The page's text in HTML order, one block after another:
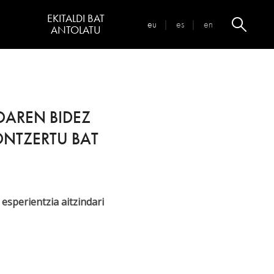
EKITALDI BAT
ANTOLATU
Bisita Birtuala
Euskalduna Hybrid
eu es en
BIDEZ
BAT
aitzindari